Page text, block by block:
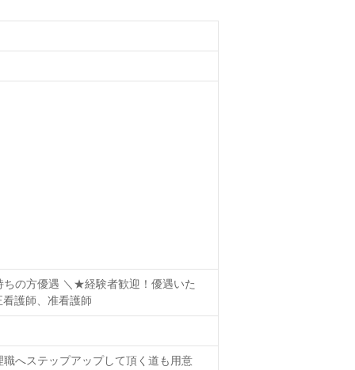
の方優遇 ＼★経験者歓迎！優遇いた
護師、准看護師
へステップアップして頂く道も用意